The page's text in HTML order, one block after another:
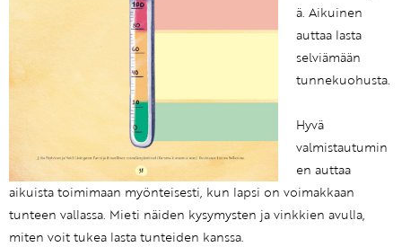
ä. Aikuinen
auttaa lasta
selviämään
tunnekuohusta.
Hyvä
valmistautumin
en auttaa
aikuista toimimaan myönteisesti, kun lapsi on voimakkaan
tunteen vallassa. Mieti näiden kysymysten ja vinkkien avulla,
miten voit tukea lasta tunteiden kanssa.